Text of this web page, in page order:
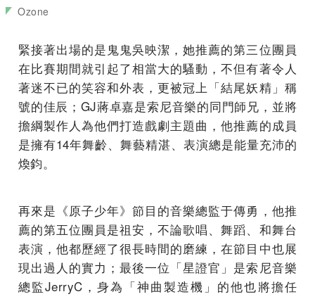
Ozone
緊接著出場的是鬼鬼吳映潔，她推薦的第三位團員
在比賽期間就引起了相當大的騷動，不但有著令人
著迷不已的笑容和外表，更被冠上「結尾妖精」稱
號的佳辰；GJ蔣卓嘉是索尼音樂的同門師兄，並將
擔綱製作人為他們打造戲劇主題曲，他推薦的成員
是擁有14年舞齡、舞藝精湛、表演總是能量充沛的
煥鈞。
再來是《原子少年》節目的音樂總監于傳勇，他推
薦的第五位團員是祖安，不論歌唱、舞蹈、和舞台
表演，他都歷經了很長時間的磨練，在節目中也展
現出過人的實力；最後一位「星證官」是索尼音樂
總監JerryC，身為「神曲製造機」的他也將擔任